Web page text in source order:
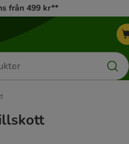
från 499 kr**